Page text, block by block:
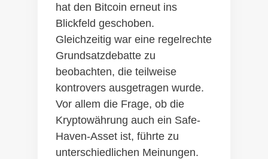
hat den Bitcoin erneut ins
Blickfeld geschoben.
Gleichzeitig war eine regelrechte
Grundsatzdebatte zu
beobachten, die teilweise
kontrovers ausgetragen wurde.
Vor allem die Frage, ob die
Kryptowährung auch ein Safe-
Haven-Asset ist, führte zu
unterschiedlichen Meinungen.